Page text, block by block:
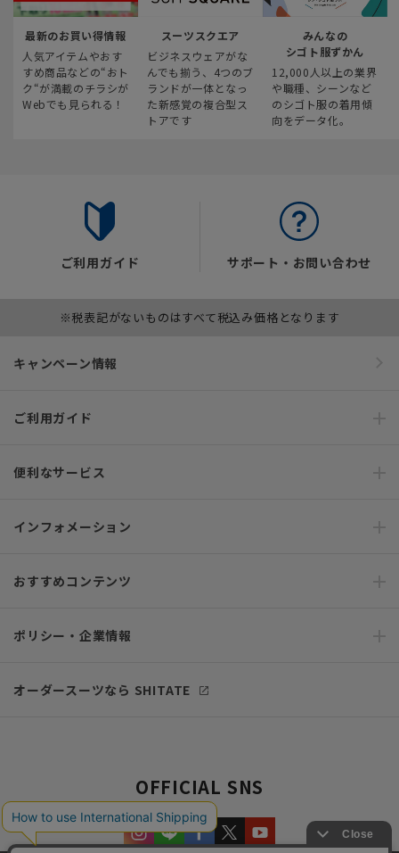
最新のお買い得情報
人気アイテムやおす
すめ商品などの“おト
ク“が満載のチラシが
Webでも見られる！
スーツスクエア
ビジネスウェアがな
んでも揃う、4つのブ
ランドが一体となっ
た新感覚の複合型ス
トアです
みんなの
シゴト服ずかん
12,000人以上の業界
や職種、シーンなど
のシゴト服の着用傾
向をデータ化。
ご利用ガイド サポート・お問い合わせ
※税表記がないものはすべて税込み価格となります
キャンペーン情報
ご利用ガイド
便利なサービス
インフォメーション
おすすめコンテンツ
ポリシー・企業情報
オーダースーツなら SHITATE
OFFICIAL SNS